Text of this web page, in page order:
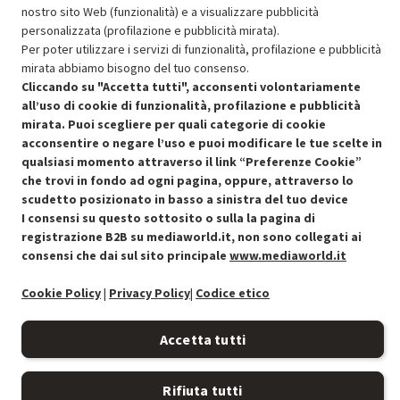
SCONTO RICONDIZIONATI
Approfitta dello sconto del 30% sul prodotto ricondizionato.
Condizioni generali di vendita
Cookie Policy
Preferenze cookie
Accessibilità
Recedere dal contratto qui
nostro sito Web (funzionalità) e a visualizzare pubblicità
personalizzata (profilazione e pubblicità mirata).
Per poter utilizzare i servizi di funzionalità, profilazione e pubblicità
mirata abbiamo bisogno del tuo consenso.
Cliccando su "Accetta tutti", acconsenti volontariamente
all’uso di cookie di funzionalità, profilazione e pubblicità
mirata. Puoi scegliere per quali categorie di cookie
acconsentire o negare l’uso e puoi modificare le tue scelte in
qualsiasi momento attraverso il link “Preferenze Cookie”
che trovi in fondo ad ogni pagina, oppure, attraverso lo
scudetto posizionato in basso a sinistra del tuo device
I consensi su questo sottosito o sulla la pagina di
registrazione B2B su mediaworld.it, non sono collegati ai
consensi che dai sul sito principale www.mediaworld.it
Cookie Policy| Privacy Policy| Codice etico
Accetta tutti
Rifiuta tutti